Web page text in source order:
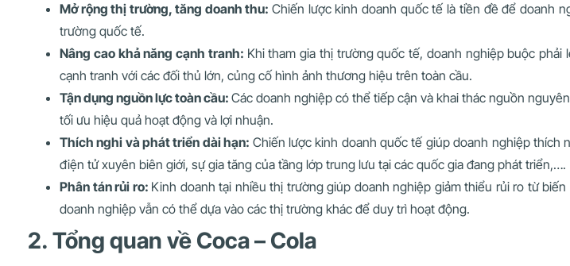
Mở rộng thị trường, tăng doanh thu: Chiến lược kinh doanh quốc tế là tiền đề để doanh
trường quốc tế.
Nâng cao khả năng cạnh tranh: Khi tham gia thị trường quốc tế, doanh nghiệp buộc
cạnh tranh với các đối thủ lớn, củng cố hình ảnh thương hiệu trên toàn cầu.
Tận dụng nguồn lực toàn cầu:Các doanh nghiệp có thể tiếp cận và khai thác nguồn
tối ưu hiệu quả hoạt động và lợi nhuận.
Thích nghi và phát triển dài hạn: Chiến lược kinh doanh quốc tế giúp doanh nghiệp thích
điện tử xuyên biên giới, sự gia tăng của tầng lớp trung lưu tại các quốc gia đang phát triển,….
Phân tán rủi ro: Kinh doanh tại nhiều thị trường giúp doanh nghiệp giảm thiểu rủi ro từ
doanh nghiệp vẫn có thể dựa vào các thị trường khác để duy trì hoạt động.
2. Tổng quan về Coca – Cola